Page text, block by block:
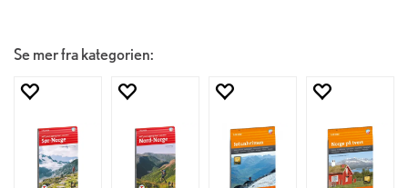
Se mer fra kategorien: